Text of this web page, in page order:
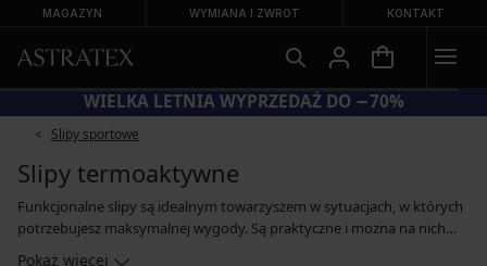
MAGAZYN WYMIANA I ZWROT KONTAKT
WIELKA LETNIA WYPRZEDAŻ DO
Slipy sportowe
Slipy termoaktywne
Funkcjonalne slipy są idealnym towarzyszem w sytuacjach, w których
potrzebujesz maksymalnej wygody. Są praktyczne i można na nich
polegać w każdej sytuacji. Bezszwowe, funkcjonalne slipy wykonane z
Pokaż więcej